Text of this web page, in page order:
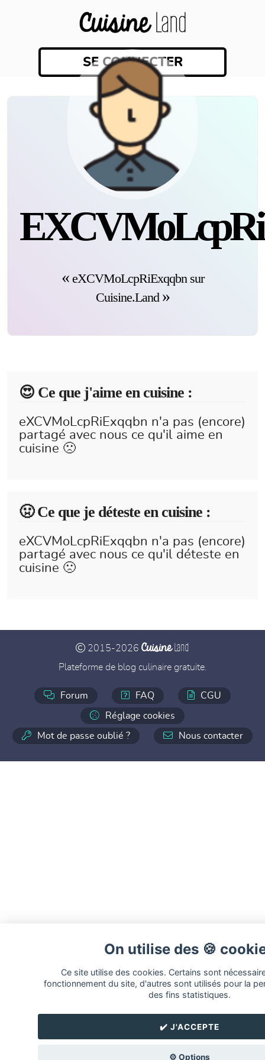
SE CONNECTER
eXCVMoLcpRiExqqbn sur
Cuisine.Land
😍️ Ce que j'aime en cuisine :
eXCVMoLcpRiExqqbn n'a pas (encore)
partagé avec nous ce qu'il aime en
cuisine 🙁
🤢 Ce que je déteste en cuisine :
eXCVMoLcpRiExqqbn n'a pas (encore)
partagé avec nous ce qu'il déteste en
cuisine 🙁
On utilise des 🍪
Ce site utilise des cookies. Certains sont
fonctionnement du site, d'autres sont utilisés pour la
des fins statistiques.
✔️ J'ACCEPTE
⚙️ Options
2015-2026 CuisineLand
Plateforme de blog culinaire gratuite.
Forum FAQ CGU
Réglage cookies
Mot de passe oublié ? Nous contacter